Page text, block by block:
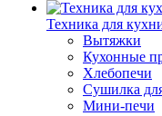
Техника для
Вытяжки
Кухонные
Хлебопечи
Сушилка
Мини-печи